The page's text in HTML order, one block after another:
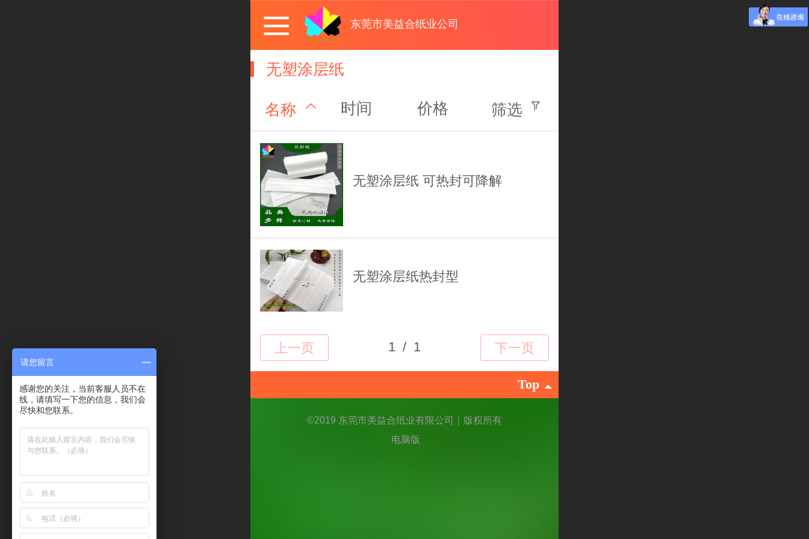
东莞市美益合纸业公司
无塑涂层纸
名称 时间 价格 筛选
无塑涂层纸 可热封可降解
无塑涂层纸热封型
Top
©2019 东莞市美益合纸业有限公司｜版权所有
电脑版
请您留言
感谢您的关注，当前客服人员不在
线，请填写一下您的信息，我们会
尽快和您联系。